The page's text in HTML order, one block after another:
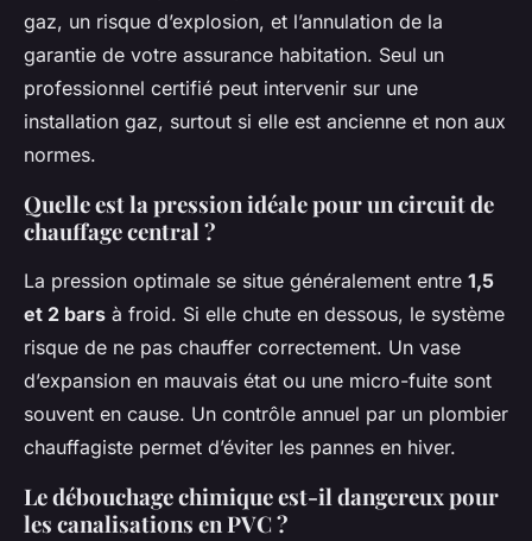
gaz, un risque d’explosion, et l’annulation de la
garantie de votre assurance habitation. Seul un
professionnel certifié peut intervenir sur une
installation gaz, surtout si elle est ancienne et non aux
normes.
Quelle est la pression idéale pour un circuit de
chauffage central ?
La pression optimale se situe généralement entre 1,5
et 2 bars à froid. Si elle chute en dessous, le système
risque de ne pas chauffer correctement. Un vase
d’expansion en mauvais état ou une micro-fuite sont
souvent en cause. Un contrôle annuel par un plombier
chauffagiste permet d’éviter les pannes en hiver.
Le débouchage chimique est-il dangereux pour
les canalisations en PVC ?